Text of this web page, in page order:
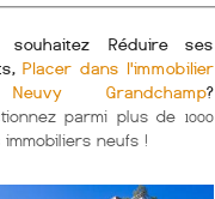
souhaitez Réduire ses
Placer dans l'immobilier
Grandchamp?
parmi plus de 1000
immobiliers neufs !